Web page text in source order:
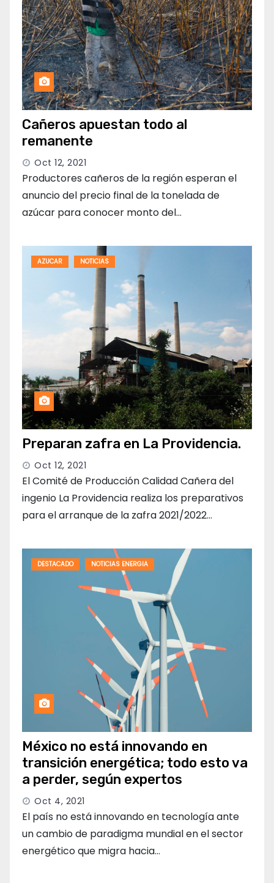
Cañeros apuestan todo al
remanente
Oct 12, 2021
Productores cañeros de la región esperan el
anuncio del precio final de la tonelada de
azúcar para conocer monto del…
AZUCAR NOTICIAS
Preparan zafra en La Providencia.
Oct 12, 2021
El Comité de Producción Calidad Cañera del
ingenio La Providencia realiza los preparativos
para el arranque de la zafra 2021/2022…
DESTACADO NOTICIAS ENERGIA
México no está innovando en
transición energética; todo esto va
a perder, según expertos
Oct 4, 2021
El país no está innovando en tecnología ante
un cambio de paradigma mundial en el sector
energético que migra hacia…